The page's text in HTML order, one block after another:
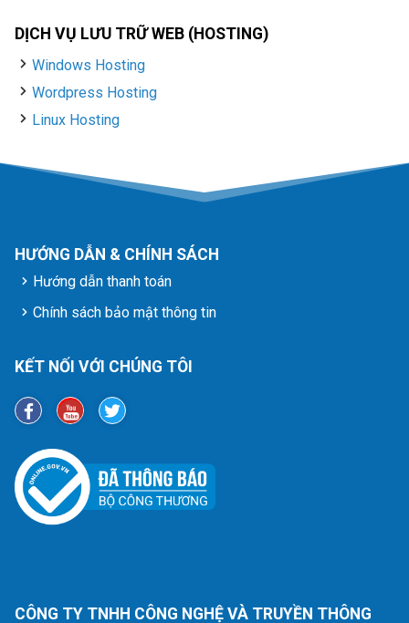
DỊCH VỤ LƯU TRỮ WEB (HOSTING)
Windows Hosting
Wordpress Hosting
Linux Hosting
HƯỚNG DẪN & CHÍNH SÁCH
Hướng dẫn thanh toán
Chính sách bảo mật thông tin
KẾT NỐI VỚI CHÚNG TÔI
CÔNG TY TNHH CÔNG NGHỆ VÀ TRUYỀN THÔNG